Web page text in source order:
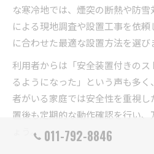
な寒冷地では、煙突の断熱や防
による現地調査や設置工事を依
に合わせた最適な設置方法を選び
利用者からは「安全装置付きのス
るようになった」という声も多
者がいる家庭では安全性を重視し
置後も定期的な動作確認を行い
ょう。
011-792-8846